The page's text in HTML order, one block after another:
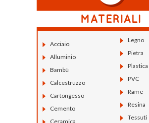
Acciaio
Alluminio
Bambù
Calcestruzzo
Cartongesso
Cemento
Ceramica
Legno
Pietra
Plastica
PVC
Rame
Resina
Tessuti